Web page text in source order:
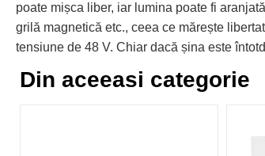
poate mișca liber, iar lumina poate fi
grilă magnetică etc., ceea ce mărește
tensiune de 48 V. Chiar dacă șina este
Din aceeasi categorie